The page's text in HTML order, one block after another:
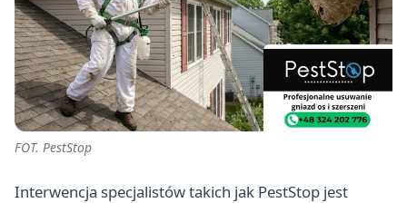
FOT. PestStop
Interwencja specjalistów takich jak PestStop jest